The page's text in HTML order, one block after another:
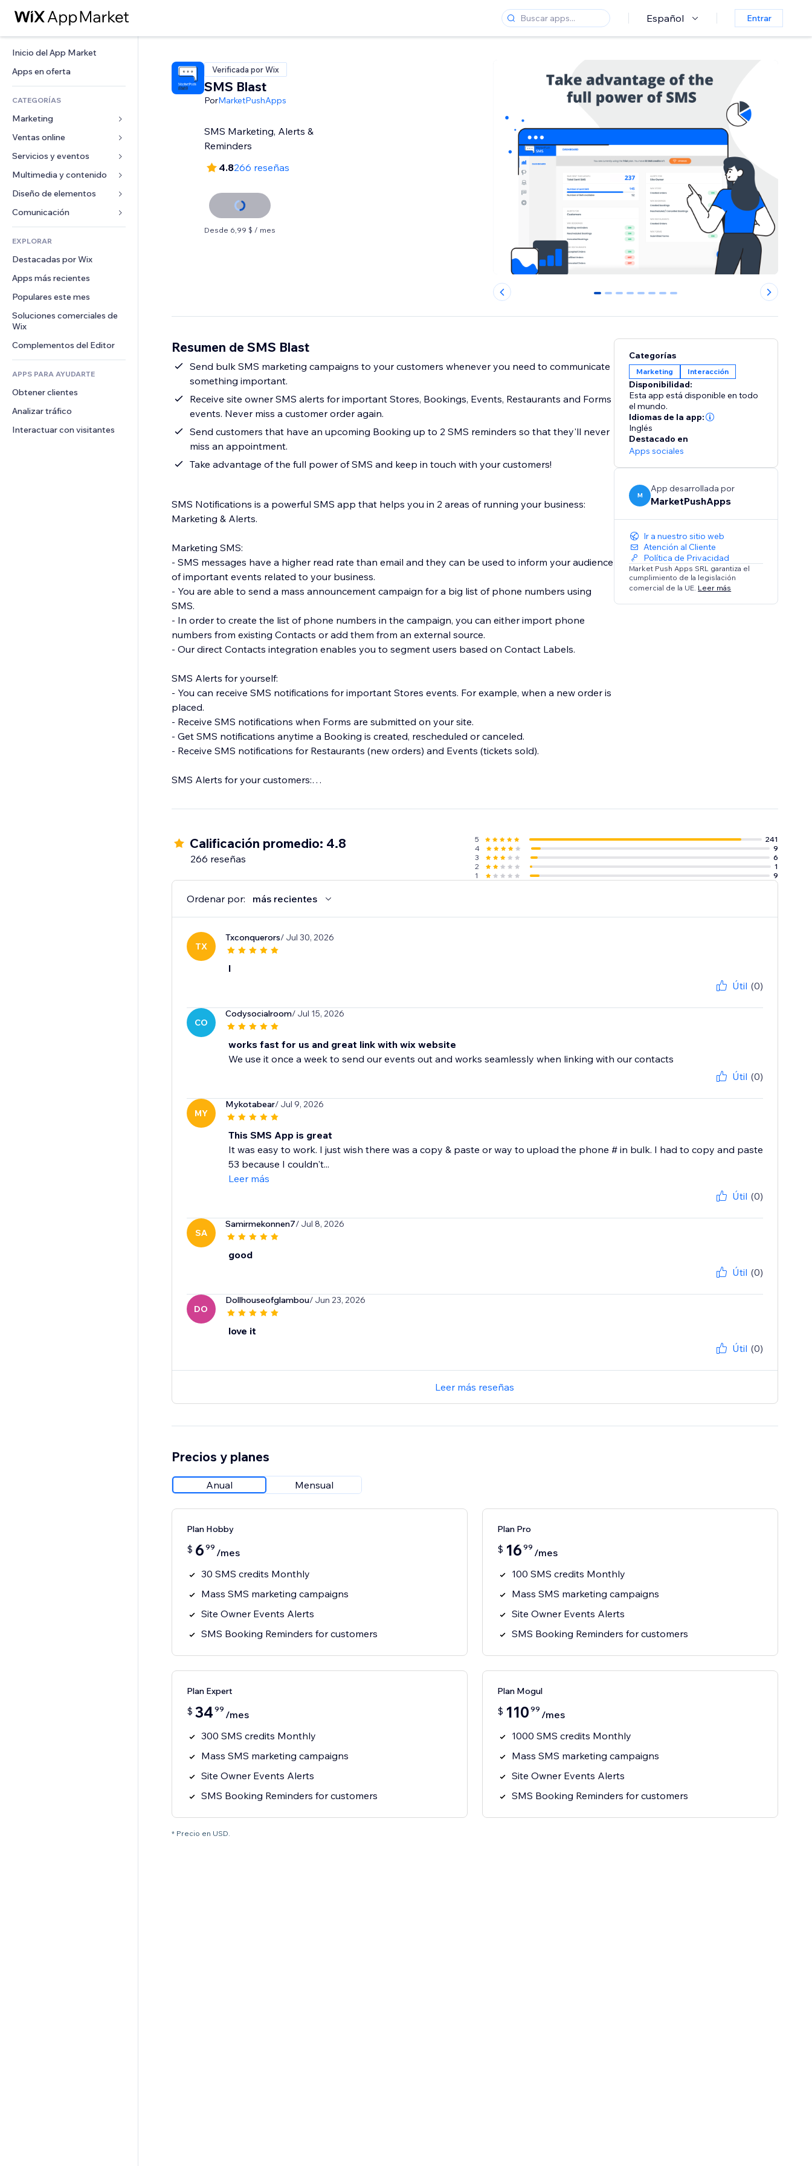
Español Entrar
Inicio del App Market
Apps en oferta
CATEGORÍAS
Marketing
Anuncios
Móvil
Analíticas
Anuncios del sitio
Email
Ventas online
Apps para tiendas
Envíos y entregas
Botones de venta
Contabilidad
Cupones y fidelización
Almacenamiento de mercancía
Crowdfunding
Alimentos y bebidas
Servicios y eventos
Hoteles
Eventos
Restaurantes
Inmobiliarias
Reservas
Multimedia y contenido
Galerías
Música
Pódcast
Fotografía
Video
PDF
Compartir archivos
Noticias
Servicios de contenido
Efectos de texto
Diseño de elementos
Mapas y navegación
Privacidad y seguridad
Reloj
Plantillas para páginas
Efectos de imágenes
Botones y menús
Banners e insignias
Calculadoras
Buscar
Formularios
Encuestas
Chat
Comentarios
Teléfono
Comunidad
Reseñas y testimonios
EXPLORAR
Destacadas por Wix
Apps más recientes
Populares este mes
Soluciones comerciales de
Wix
Complementos del Editor
APPS PARA AYUDARTE
Obtener clientes
Analizar tráfico
Interactuar con visitantes
Verificada por Wix
SMS Blast
PorMarketPushApps
SMS Marketing, Alerts &
Reminders
4.8266 reseñas
Desde 6,99 $ / mes
0 1 2 3 4 5 6 7
Resumen de SMS Blast
Send bulk SMS marketing campaigns to your customers whenever you need to communicate
something important.
Receive site owner SMS alerts for important Stores, Bookings, Events, Restaurants and Forms
events. Never miss a customer order again.
Send customers that have an upcoming Booking up to 2 SMS reminders so that they'll never
miss an appointment.
Take advantage of the full power of SMS and keep in touch with your customers!
SMS Notifications is a powerful SMS app that helps you in 2 areas of running your business:
Marketing & Alerts.
Marketing SMS:
- SMS messages have a higher read rate than email and they can be used to inform your audience
of important events related to your business.
- You are able to send a mass announcement campaign for a big list of phone numbers using
SMS.
- In order to create the list of phone numbers in the campaign, you can either import phone
numbers from existing Contacts or add them from an external source.
- Our direct Contacts integration enables you to segment users based on Contact Labels.
SMS Alerts for yourself:
- You can receive SMS notifications for important Stores events. For example, when a new order is
placed.
- Receive SMS notifications when Forms are submitted on your site.
- Get SMS notifications anytime a Booking is created, rescheduled or canceled.
- Receive SMS notifications for Restaurants (new orders) and Events (tickets sold).
SMS Alerts for your customers:
timeframes
- Send SMS to visitors that submit a form on your site
Categorías
Marketing Interacción
Disponibilidad:
Esta app está disponible en todo
el mundo.
Idiomas de la app:
Inglés
Destacado en
Apps sociales
M
App desarrollada por
MarketPushApps
Ir a nuestro sitio web
Atención al Cliente
Política de Privacidad
Market Push Apps SRL garantiza el
cumplimiento de la legislación
comercial de la UE. Leer más
Calificación promedio: 4.8
266 reseñas
5
241
4
9
3
6
2
1
1
9
Ordenar por: más recientes
TX
Txconquerors/ Jul 30, 2026
l
Útil (0)
CO
Codysocialroom/ Jul 15, 2026
works fast for us and great link with wix website
We use it once a week to send our events out and works seamlessly when linking with our contacts
Útil (0)
MY
Mykotabear/ Jul 9, 2026
This SMS App is great
It was easy to work. I just wish there was a copy & paste or way to upload the phone # in bulk. I had to copy and paste
53 because I couldn't...
Leer más
Útil (0)
SA
Samirmekonnen7/ Jul 8, 2026
good
Útil (0)
DO
Dollhouseofglambou/ Jun 23, 2026
love it
Útil (0)
Leer más reseñas
Precios y planes
Anual Mensual
Plan Hobby
$ 6 99 /mes
30 SMS credits Monthly
Mass SMS marketing campaigns
Site Owner Events Alerts
SMS Booking Reminders for customers
Plan Pro
$ 16 99 /mes
100 SMS credits Monthly
Mass SMS marketing campaigns
Site Owner Events Alerts
SMS Booking Reminders for customers
Plan Expert
$ 34 99 /mes
300 SMS credits Monthly
Mass SMS marketing campaigns
Site Owner Events Alerts
SMS Booking Reminders for customers
Plan Mogul
$ 110 99 /mes
1000 SMS credits Monthly
Mass SMS marketing campaigns
Site Owner Events Alerts
SMS Booking Reminders for customers
* Precio en USD.